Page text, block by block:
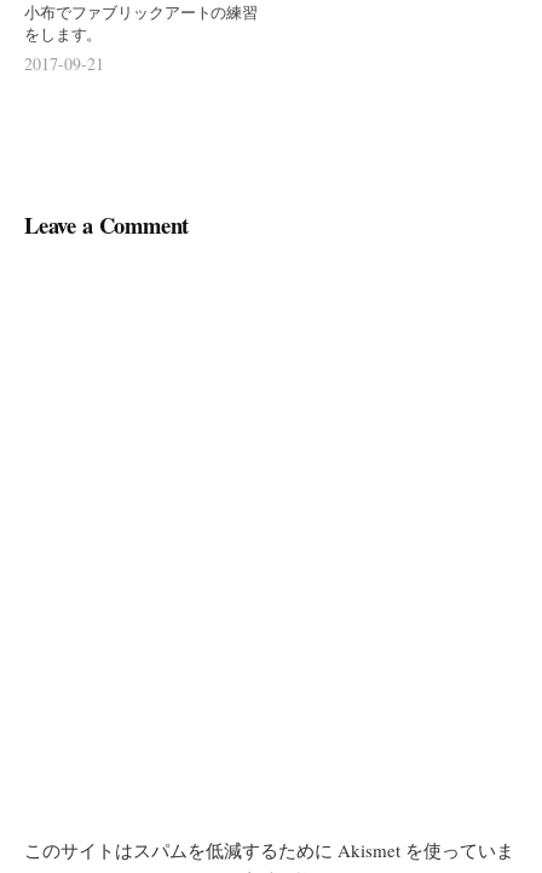
小布でファブリックアートの練習
をします。
2017-09-21
Leave a Comment
このサイトはスパムを低減するために Akismet を使っていま